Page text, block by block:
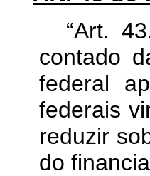
“Art.
contado
federal
federais
reduzir
do